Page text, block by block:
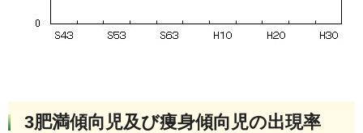
3肥満傾向児及び痩身傾向児の出現率